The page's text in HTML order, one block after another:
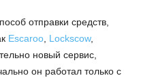
отправки средств,
Escaroo, Lockscow,
новый сервис,
он работал только с